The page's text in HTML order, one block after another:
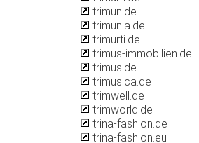
trimun.de
trimunia.de
trimurti.de
trimus-immobilien.de
trimus.de
trimusica.de
trimwell.de
trimworld.de
trina-fashion.de
trina-fashion.eu